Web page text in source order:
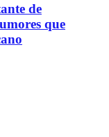
de
que